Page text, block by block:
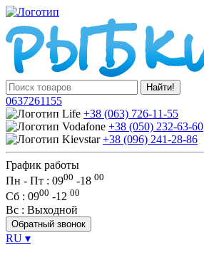
Найти!
0637261155
+38 (063) 726-11-55
+38 (050) 232-63-60
+38 (096) 241-28-86
График работы
Пн - Пт : 0900 -18 00
Сб : 0900 -12 00
Вс : Выходной
Обратный звонок
RU ▾